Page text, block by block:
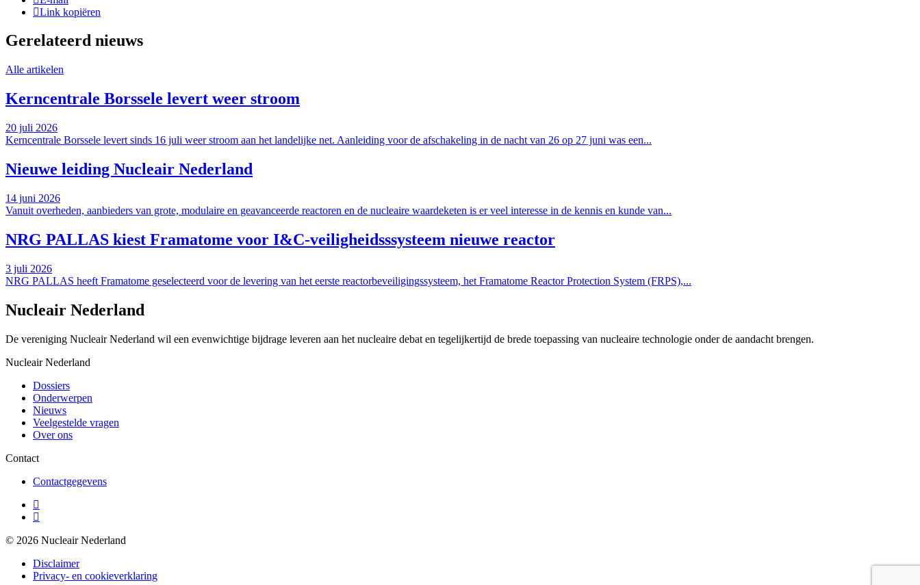
Link kopiëren
Gerelateerd nieuws
Alle artikelen
Kerncentrale Borssele levert weer stroom
20 juli 2026
Kerncentrale Borssele levert sinds 16 juli weer stroom aan het landelijke net. Aanleiding voor de afschakeling in de nacht van 26 op 27 juni was een...
Nieuwe leiding Nucleair Nederland
14 juni 2026
Vanuit overheden, aanbieders van grote, modulaire en geavanceerde reactoren en de nucleaire waardeketen is er veel interesse in de kennis en kunde van...
NRG PALLAS kiest Framatome voor I&C-veiligheidsssysteem nieuwe reactor
3 juli 2026
NRG PALLAS heeft Framatome geselecteerd voor de levering van het eerste reactorbeveiligingssysteem, het Framatome Reactor Protection System (FRPS),...
Nucleair Nederland
De vereniging Nucleair Nederland wil een evenwichtige bijdrage leveren aan het nucleaire debat en tegelijkertijd de brede toepassing van nucleaire technologie onder de aandacht brengen.
Nucleair Nederland
Dossiers
Onderwerpen
Nieuws
Veelgestelde vragen
Over ons
Contact
Contactgegevens
© 2026 Nucleair Nederland
Disclaimer
Privacy- en cookieverklaring